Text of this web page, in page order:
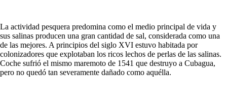
La actividad pesquera predomina como el medio principal de vida y
sus salinas producen una gran cantidad de sal, considerada como una
de las mejores. A principios del siglo XVI estuvo habitada por
colonizadores que explotaban los ricos lechos de perlas de las salinas.
Coche sufrió el mismo maremoto de 1541 que destruyo a Cubagua,
pero no quedó tan severamente dañado como aquélla.